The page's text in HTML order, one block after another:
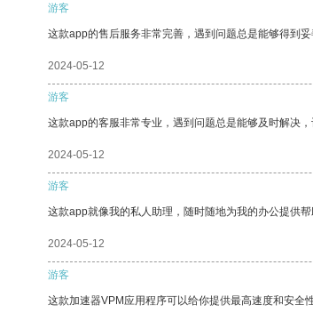
游客
这款app的售后服务非常完善，遇到问题总是能够得到妥
2024-05-12
游客
这款app的客服非常专业，遇到问题总是能够及时解决，
2024-05-12
游客
这款app就像我的私人助理，随时随地为我的办公提供帮
2024-05-12
游客
这款加速器VPM应用程序可以给你提供最高速度和安全